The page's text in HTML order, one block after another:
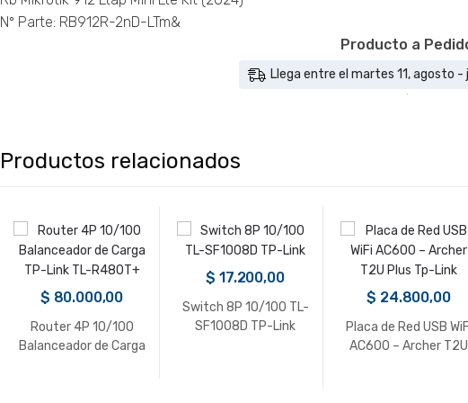
Nº Parte: RB912R-2nD-LTm&
Producto a
Llega entre el martes 11, agosto -
Productos relacionados
$ 80.000,00
Router 4P 10/100
Balanceador de Carga
$ 17.200,00
Switch 8P 10/100 TL-
SF1008D TP-Link
$ 24.800,00
Placa de Red USB
AC600 – Archer T2U